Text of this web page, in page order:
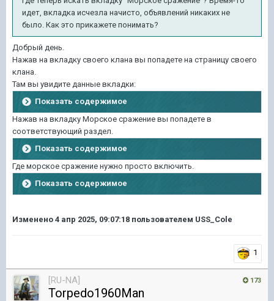
идет, вкладка исчезла начисто, объявлений никаких не
было. Как это прикажете понимать?
Добрый день.
Нажав на вкладку своего клана вы попадете на страницу своего
клана.
Там вы увидите данные вкладки:
Показать содержимое
Нажав на вкладку Морское сражение вы попадете в
соответствующий раздел.
Показать содержимое
Где морское сражение нужно просто включить.
Показать содержимое
Изменено 4 апр 2025, 09:07:18 пользователем USS_Cole
1
173
[RU-NA]
Torpedo1960Man